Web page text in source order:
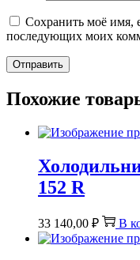
Сохранить моё имя,
последующих моих
Похожие
152 R
33 140,00 ₽ В